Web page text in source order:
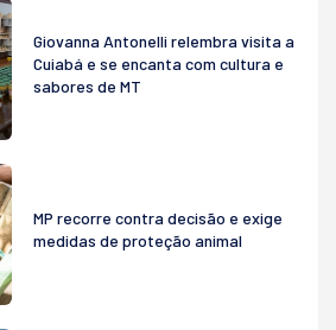
Giovanna Antonelli relembra visita a
Cuiabá e se encanta com cultura e
sabores de MT
MP recorre contra decisão e exige
medidas de proteção animal